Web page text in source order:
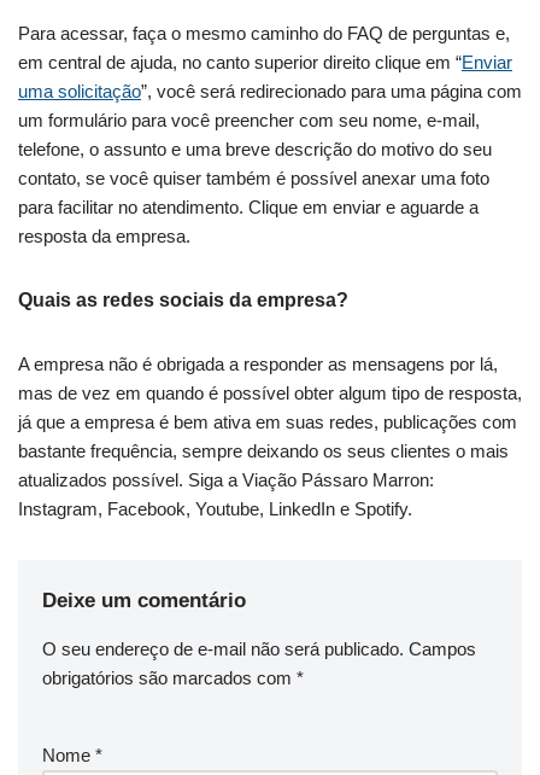
Para acessar, faça o mesmo caminho do FAQ de perguntas e,
em central de ajuda, no canto superior direito clique em “Enviar
uma solicitação”, você será redirecionado para uma página com
um formulário para você preencher com seu nome, e-mail,
telefone, o assunto e uma breve descrição do motivo do seu
contato, se você quiser também é possível anexar uma foto
para facilitar no atendimento. Clique em enviar e aguarde a
resposta da empresa.
Quais as redes sociais da empresa?
A empresa não é obrigada a responder as mensagens por lá,
mas de vez em quando é possível obter algum tipo de resposta,
já que a empresa é bem ativa em suas redes, publicações com
bastante frequência, sempre deixando os seus clientes o mais
atualizados possível. Siga a Viação Pássaro Marron:
Instagram, Facebook, Youtube, LinkedIn e Spotify.
Deixe um comentário
O seu endereço de e-mail não será publicado. Campos
obrigatórios são marcados com *
Nome *